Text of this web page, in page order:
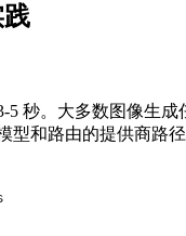
5 秒。大多数图像生
型和路由的提供商路径